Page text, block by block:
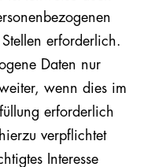
erforderlich.
Daten nur
wenn dies im
erforderlich
verpflichtet
Interesse